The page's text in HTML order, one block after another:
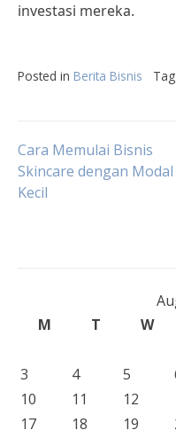
investasi mereka.
Posted in Berita Bisnis
Post
navigation
Cara Memulai Bisnis
Skincare dengan Modal
Kecil
M
T W
3
4 5
10
11 12
17
18 19